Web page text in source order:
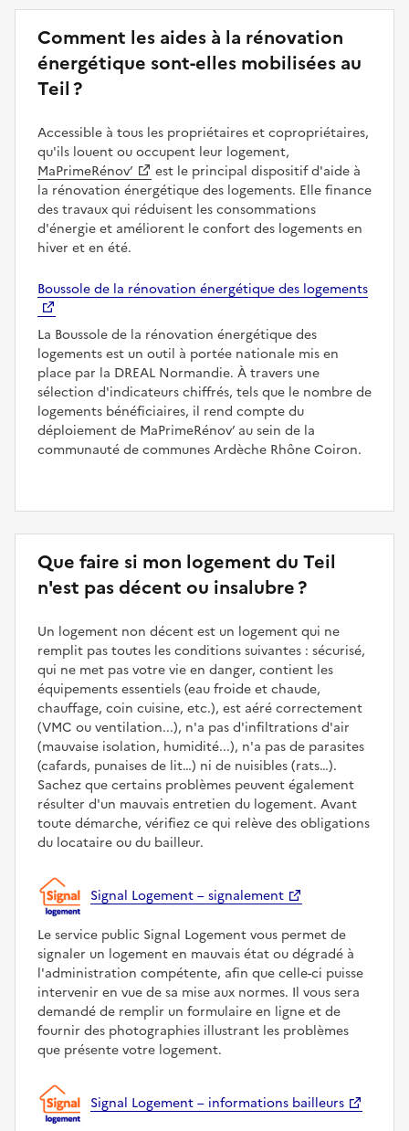
Comment les aides à la rénovation
énergétique sont-elles mobilisées au
Teil ?
Accessible à tous les propriétaires et copropriétaires,
qu'ils louent ou occupent leur logement,
MaPrimeRénov’
est le principal dispositif d'aide à
la rénovation énergétique des logements. Elle finance
des travaux qui réduisent les consommations
d'énergie et améliorent le confort des logements en
hiver et en été.
Boussole de la rénovation énergétique des logements
La Boussole de la rénovation énergétique des
logements est un outil à portée nationale mis en
place par la DREAL Normandie. À travers une
sélection d'indicateurs chiffrés, tels que le nombre de
logements bénéficiaires, il rend compte du
déploiement de MaPrimeRénov’ au sein de la
communauté de communes Ardèche Rhône Coiron.
Que faire si mon logement du Teil
n'est pas décent ou insalubre ?
Un logement non décent est un logement qui ne
remplit pas toutes les conditions suivantes : sécurisé,
qui ne met pas votre vie en danger, contient les
équipements essentiels (eau froide et chaude,
chauffage, coin cuisine, etc.), est aéré correctement
(VMC ou ventilation...), n'a pas d'infiltrations d'air
(mauvaise isolation, humidité...), n'a pas de parasites
(cafards, punaises de lit…) ni de nuisibles (rats…).
Sachez que certains problèmes peuvent également
résulter d'un mauvais entretien du logement. Avant
toute démarche, vérifiez ce qui relève des obligations
du locataire ou du bailleur.
Signal Logement – signalement
Le service public Signal Logement vous permet de
signaler un logement en mauvais état ou dégradé à
l'administration compétente, afin que celle-ci puisse
intervenir en vue de sa mise aux normes. Il vous sera
demandé de remplir un formulaire en ligne et de
fournir des photographies illustrant les problèmes
que présente votre logement.
Signal Logement – informations bailleurs